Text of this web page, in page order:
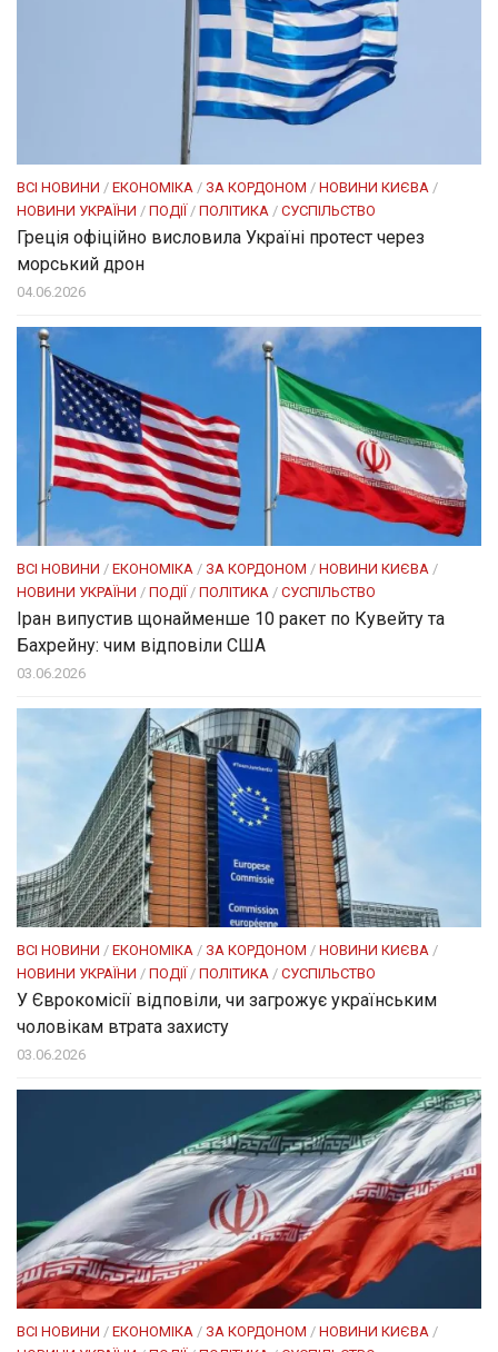
ВСІ НОВИНИ / ЕКОНОМІКА / ЗА КОРДОНОМ / НОВИНИ КИЄВА /
НОВИНИ УКРАЇНИ / ПОДІЇ / ПОЛІТИКА / СУСПІЛЬСТВО
Греція офіційно висловила Україні протест через
морський дрон
04.06.2026
ВСІ НОВИНИ / ЕКОНОМІКА / ЗА КОРДОНОМ / НОВИНИ КИЄВА /
НОВИНИ УКРАЇНИ / ПОДІЇ / ПОЛІТИКА / СУСПІЛЬСТВО
Іран випустив щонайменше 10 ракет по Кувейту та
Бахрейну: чим відповіли США
03.06.2026
ВСІ НОВИНИ / ЕКОНОМІКА / ЗА КОРДОНОМ / НОВИНИ КИЄВА /
НОВИНИ УКРАЇНИ / ПОДІЇ / ПОЛІТИКА / СУСПІЛЬСТВО
У Єврокомісії відповіли, чи загрожує українським
чоловікам втрата захисту
03.06.2026
ВСІ НОВИНИ / ЕКОНОМІКА / ЗА КОРДОНОМ / НОВИНИ КИЄВА /